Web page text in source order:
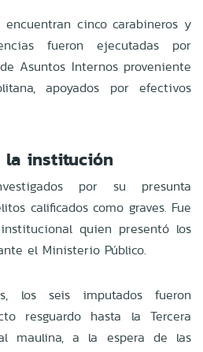
encuentran cinco carabineros y
fueron ejecutadas por
Asuntos Internos proveniente
apoyados por efectivos
la institución
por su presunta
calificados como graves. Fue
quien presentó los
el Ministerio Público.
los seis imputados fueron
resguardo hasta la Tercera
maulina, a la espera de las